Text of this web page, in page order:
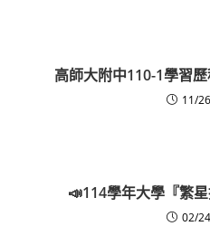
高師大附中110-1學習
11/
📣114學年大學『繁
02/